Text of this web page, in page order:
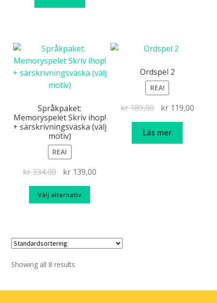
Språkpaket:
Memoryspelet Skriv ihop!
+ särskrivningsväska (välj
motiv)
REA!
kr334,00
Det
ursprungliga
priset
kr 139,00
Välj alternativ
här
flera
varianter.
alternativen
Ordspel 2
REA!
kr189,00
Det
ursprungliga
priset
var:
kr119,00Det
Läs mer
Showing all 8 results